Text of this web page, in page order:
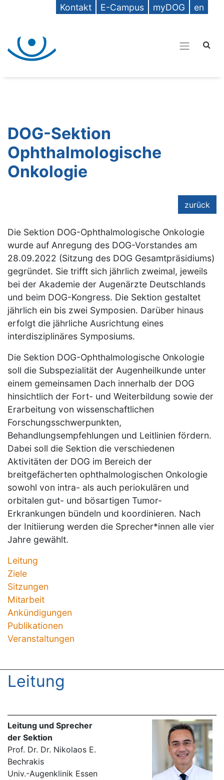
Kontakt E-Campus myDOG en
DOG-Sektion
Ophthalmologische
Onkologie
zurück
Die Sektion DOG-Ophthalmologische Onkologie
wurde auf Anregung des DOG-Vorstandes am
28.09.2022 (Sitzung des DOG Gesamtpräsidiums)
gegründet. Sie trifft sich jährlich zweimal, jeweils
bei der Akademie der Augenärzte Deutschlands
und beim DOG-Kongress. Die Sektion gestaltet
jährlich ein bis zwei Symposien. Darüber hinaus
erfolgt die jährliche Ausrichtung eines
interdisziplinäres Symposiums.
Die Sektion DOG-Ophthalmologische Onkologie
soll die Subspezialität der Augenheilkunde unter
einem gemeinsamen Dach innerhalb der DOG
hinsichtlich der Fort- und Weiterbildung sowie der
Erarbeitung von wissenschaftlichen
Forschungsschwerpunkten,
Behandlungsempfehlungen und Leitlinien fördern.
Dabei soll die Sektion die verschiedenen
Aktivitäten der DOG im Bereich der
breitgefächerten ophthalmologischen Onkologie
sowohl von intra- als auch periokulären und
orbitalen gut- und bösartigen Tumor-
Erkrankungen bündeln und koordinieren. Nach
der Initiierung werden die Sprecher*innen alle vier
Jahre gewählt.
Leitung
Ziele
Sitzungen
Mitarbeit
Ankündigungen
Publikationen
Veranstaltungen
Leitung
Leitung und Sprecher
der Sektion
Prof. Dr. Dr. Nikolaos E.
Bechrakis
Univ.-Augenklinik Essen